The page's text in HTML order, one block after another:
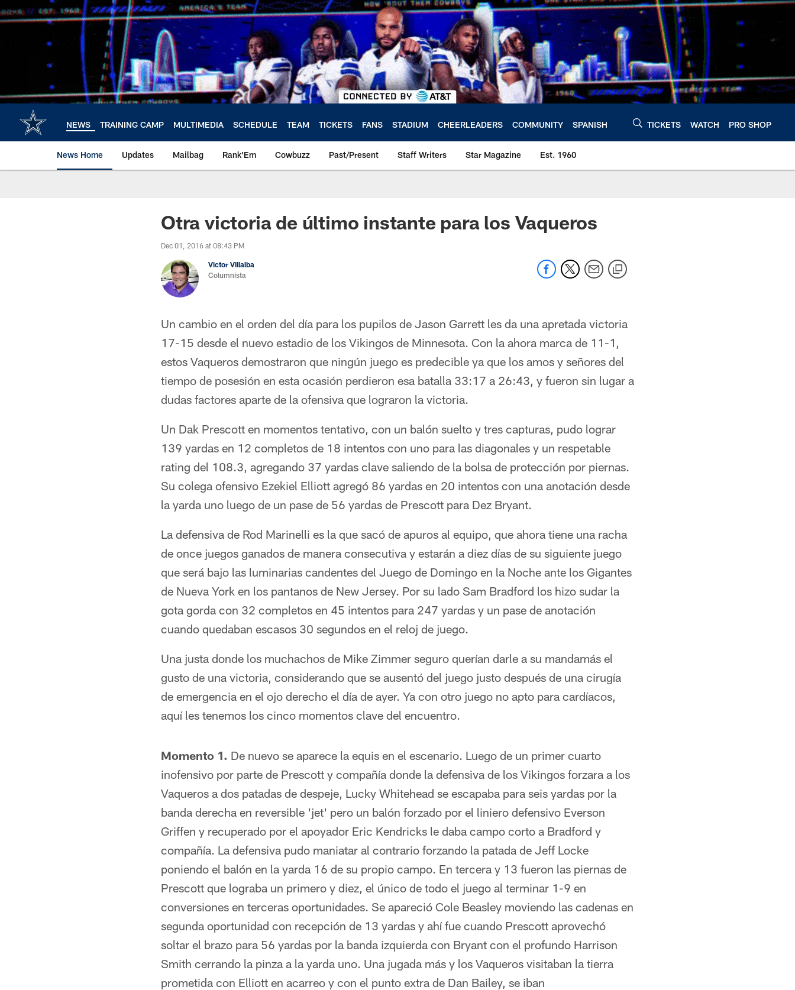
to
NEWS TRAINING CAMP MULTIMEDIA SCHEDULE TEAM TICKETS FANS STADIUM CHEERLEADERS COMMUNITY SPANISH TICKETS WATCH PRO SHOP
News Home Updates Mailbag Rank'Em Cowbuzz Past/Present Staff Writers Star Magazine Est. 1960
Otra victoria de último instante para los Vaqueros
Dec 01, 2016 at 08:43 PM
Victor Villalba
Columnista
Un cambio en el orden del día para los pupilos de Jason Garrett les da una apretada victoria
17-15 desde el nuevo estadio de los Vikingos de Minnesota. Con la ahora marca de 11-1,
estos Vaqueros demostraron que ningún juego es predecible ya que los amos y señores del
tiempo de posesión en esta ocasión perdieron esa batalla 33:17 a 26:43, y fueron sin lugar a
dudas factores aparte de la ofensiva que lograron la victoria.
Un Dak Prescott en momentos tentativo, con un balón suelto y tres capturas, pudo lograr
139 yardas en 12 completos de 18 intentos con uno para las diagonales y un respetable
rating del 108.3, agregando 37 yardas clave saliendo de la bolsa de protección por piernas.
Su colega ofensivo Ezekiel Elliott agregó 86 yardas en 20 intentos con una anotación desde
la yarda uno luego de un pase de 56 yardas de Prescott para Dez Bryant.
La defensiva de Rod Marinelli es la que sacó de apuros al equipo, que ahora tiene una racha
de once juegos ganados de manera consecutiva y estarán a diez días de su siguiente juego
que será bajo las luminarias candentes del Juego de Domingo en la Noche ante los Gigantes
de Nueva York en los pantanos de New Jersey. Por su lado Sam Bradford los hizo sudar la
gota gorda con 32 completos en 45 intentos para 247 yardas y un pase de anotación
cuando quedaban escasos 30 segundos en el reloj de juego.
Una justa donde los muchachos de Mike Zimmer seguro querían darle a su mandamás el
gusto de una victoria, considerando que se ausentó del juego justo después de una cirugía
de emergencia en el ojo derecho el día de ayer. Ya con otro juego no apto para cardíacos,
aquí les tenemos los cinco momentos clave del encuentro.
Momento 1. De nuevo se aparece la equis en el escenario. Luego de un primer cuarto
inofensivo por parte de Prescott y compañía donde la defensiva de los Vikingos forzara a los
Vaqueros a dos patadas de despeje, Lucky Whitehead se escapaba para seis yardas por la
banda derecha en reversible 'jet' pero un balón forzado por el liniero defensivo Everson
Griffen y recuperado por el apoyador Eric Kendricks le daba campo corto a Bradford y
compañía. La defensiva pudo maniatar al contrario forzando la patada de Jeff Locke
poniendo el balón en la yarda 16 de su propio campo. En tercera y 13 fueron las piernas de
Prescott que lograba un primero y diez, el único de todo el juego al terminar 1-9 en
conversiones en terceras oportunidades. Se apareció Cole Beasley moviendo las cadenas en
segunda oportunidad con recepción de 13 yardas y ahí fue cuando Prescott aprovechó
soltar el brazo para 56 yardas por la banda izquierda con Bryant con el profundo Harrison
Smith cerrando la pinza a la yarda uno. Una jugada más y los Vaqueros visitaban la tierra
prometida con Elliott en acarreo y con el punto extra de Dan Bailey, se iban